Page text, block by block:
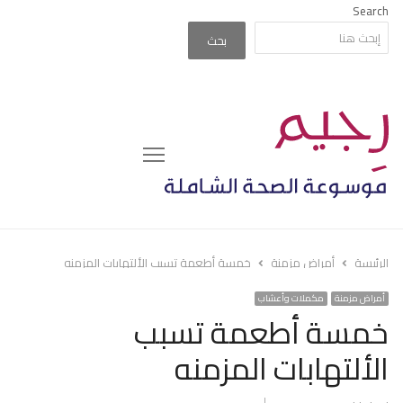
Search
بحث
Menu
الرئيسة أمراض مزمنة خمسة أطعمة تسبب الألتهابات المزمنه
أمراض مزمنة مكملات وأعشاب
خمسة أطعمة تسبب
الألتهابات المزمنه